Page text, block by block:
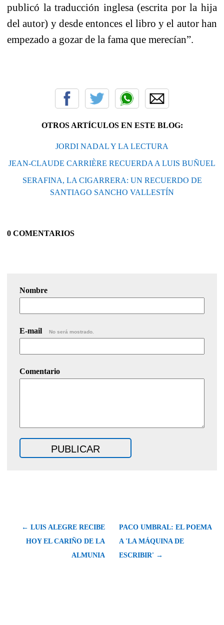
publicó la traducción inglesa (escrita por la hija
del autor) y desde entonces el libro y el autor han
empezado a gozar de la fama que merecían”.
OTROS ARTÍCULOS EN ESTE BLOG:
JORDI NADAL Y LA LECTURA
JEAN-CLAUDE CARRIÈRE RECUERDA A LUIS BUÑUEL
SERAFINA, LA CIGARRERA: UN RECUERDO DE
SANTIAGO SANCHO VALLESTÍN
0 COMENTARIOS
Nombre
E-mail No será mostrado.
Comentario
← LUIS ALEGRE RECIBE
HOY EL CARIÑO DE LA
ALMUNIA
PACO UMBRAL: EL POEMA
A 'LA MÁQUINA DE
ESCRIBIR' →